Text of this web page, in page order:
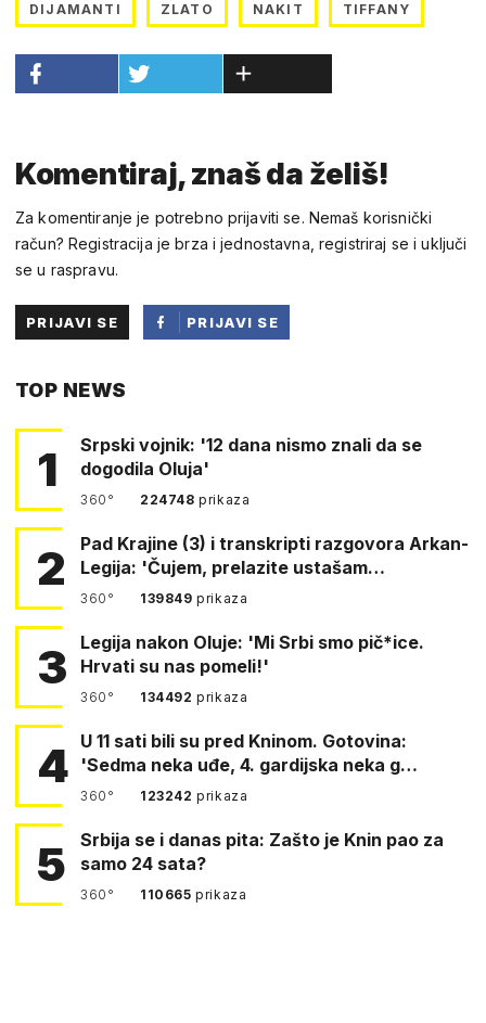
DIJAMANTI ZLATO NAKIT TIFFANY
Komentiraj, znaš da želiš!
Za komentiranje je potrebno prijaviti se. Nemaš korisnički
račun? Registracija je brza i jednostavna, registriraj se i uključi
se u raspravu.
PRIJAVI SE
PRIJAVI SE
TOP NEWS
1
Srpski vojnik: '12 dana nismo znali da se
dogodila Oluja'
360° 224748prikaza
2
Pad Krajine (3) i transkripti razgovora Arkan-
Legija: 'Čujem, prelazite ustašam…
360° 139849prikaza
3
Legija nakon Oluje: 'Mi Srbi smo pič*ice.
Hrvati su nas pomeli!'
360° 134492prikaza
4 U 11 sati bili su pred Kninom. Gotovina:
'Sedma neka uđe, 4. gardijska neka g…
360° 123242prikaza
5
Srbija se i danas pita: Zašto je Knin pao za
samo 24 sata?
360° 110665prikaza